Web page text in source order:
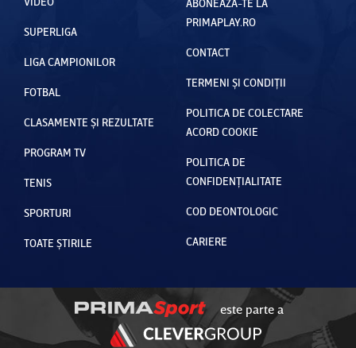
SUPERLIGA
LIGA CAMPIONILOR
FOTBAL
CLASAMENTE ȘI REZULTATE
PROGRAM TV
TENIS
SPORTURI
TOATE ȘTIRILE
ABONEAZĂ-TE LA
PRIMAPLAY.RO
CONTACT
TERMENI ȘI CONDIȚII
POLITICA DE COLECTARE
ACORD COOKIE
POLITICA DE
CONFIDENȚIALITATE
COD DEONTOLOGIC
CARIERE
este parte a